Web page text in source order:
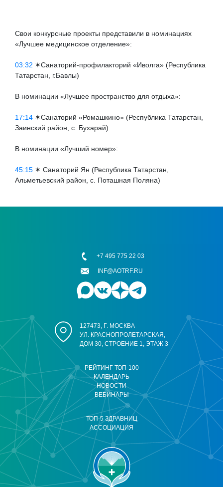
Свои конкурсные проекты представили в номинациях
«Лучшее медицинское отделение»:
03:32 ✶Санаторий-профилакторий «Иволга» (Республика
Татарстан, г.Бавлы)
В номинации «Лучшее пространство для отдыха»:
17:14 ✶Санаторий «Ромашкино» (Республика Татарстан,
Заинский район, с. Бухарай)
В номинации «Лучший номер»:
45:15 ✶ Санаторий Ян (Республика Татарстан,
Альметьевский район, с. Поташная Поляна)
РЕЙТИНГ ТОП-100
КАЛЕНДАРЬ
НОВОСТИ
ВЕБИНАРЫ
ТОП-5 ЗДРАВНИЦ
АССОЦИАЦИЯ
127473, Г. МОСКВА
УЛ. КРАСНОПРОЛЕТАРСКАЯ,
ДОМ 30, СТРОЕНИЕ 1, ЭТАЖ 3
+7 495 775 22 03
INF@AOTRF.RU